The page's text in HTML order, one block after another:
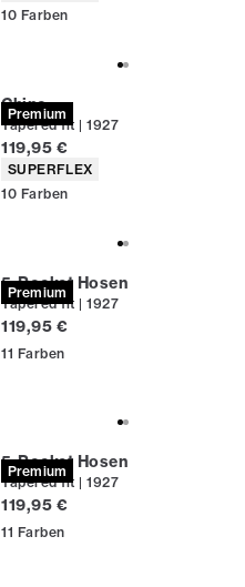
10 Farben
Premium
Chino
Tapered fit | 1927
Preis
119,95 €
Produkteigenschaften
SUPERFLEX
10 Farben
Premium
5-Pocket Hosen
Tapered fit | 1927
Preis
119,95 €
11 Farben
Premium
5-Pocket Hosen
Tapered fit | 1927
Preis
119,95 €
11 Farben